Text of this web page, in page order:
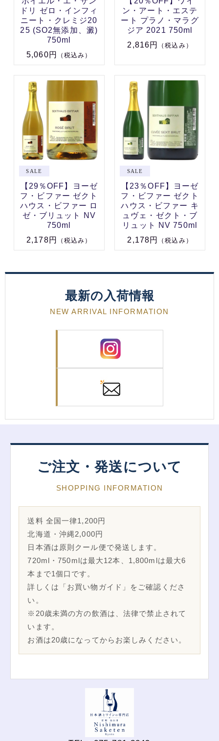
ドリ ゼロ・インフィ
ニート・クレミジ20
25 (SO2無添加、澱)
750ml
5,060円
（税込み）
ン・アート・エステ
ート プラノ・マラグ
ジア 2021 750ml
2,816円
（税込み）
【29％OFF】ヨーゼ
フ・ビファー ゼクト
ハウス・ビファー ロ
ゼ・ブリュット NV
750ml
2,178円
（税込み）
【23％OFF】ヨーゼ
フ・ビファー ゼクト
ハウス・ビファー キ
ュヴェ・ゼクト・ブ
リュット NV 750ml
2,178円
（税込み）
最新の入荷情報
NEW ARRIVAL INFORMATION
ご注文・発送について
SHOPPING INFORMATION
送料 全国一律1,200円
北海道・沖縄2,000円
日本酒は原則クール便で発送します。
720ml・750mlは最大12本、1,800mlは最大6
本まで1個口です。
詳しくは「お買い物ガイド」をご確認くださ
い。
※20歳未満の方の飲酒は、法律で禁止されて
います。
お酒は20歳になってからお楽しみください。